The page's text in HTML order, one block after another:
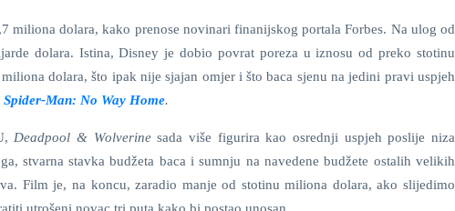
miliona dolara, kako prenose novinari finanijskog portala Forbes. Na ulog od
dolara. Istina, Disney je dobio povrat poreza u iznosu od preko stotinu
dolara, što ipak nije sjajan omjer i što baca sjenu na jedini pravi uspjeh
Spider-Man: No Way Home.
Deadpool & Wolverinesada više figurira kao osrednji uspjeh poslije niza
stvarna stavka budžeta baca i sumnju na navedene budžete ostalih velikih
Film je, na koncu, zaradio manje od stotinu miliona dolara, ako slijedimo
utrošeni novac tri puta kako bi postao unosan.